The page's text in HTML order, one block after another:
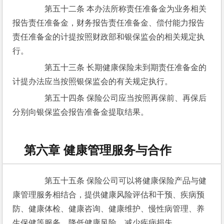
第五十二条 本办法所称责任准备金为业务相关
报告责任准备金，财务报告责任准备金、偿付能力报告
责任准备金的计提按照财政部和银保监会的相关规定执
行。
第五十三条 长期健康保险未到期责任准备金的
计提办法应当按照银保监会的有关规定执行。
第五十四条 保险公司应当按照再保前、再保后
分别向银保监会报告准备金提取结果。
第六章 健康管理服务与合作
第五十五条 保险公司可以将健康保险产品与健
康管理服务相结合，提供健康风险评估和干预、疾病预
防、健康体检、健康咨询、健康维护、慢性病管理、养